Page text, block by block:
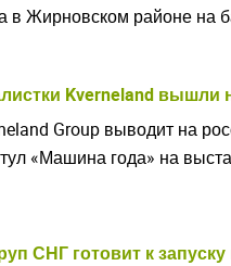
в Жирновском районе на
Kverneland вышли
Group выводит на
«Машина года» на
СНГ готовит к
Understood